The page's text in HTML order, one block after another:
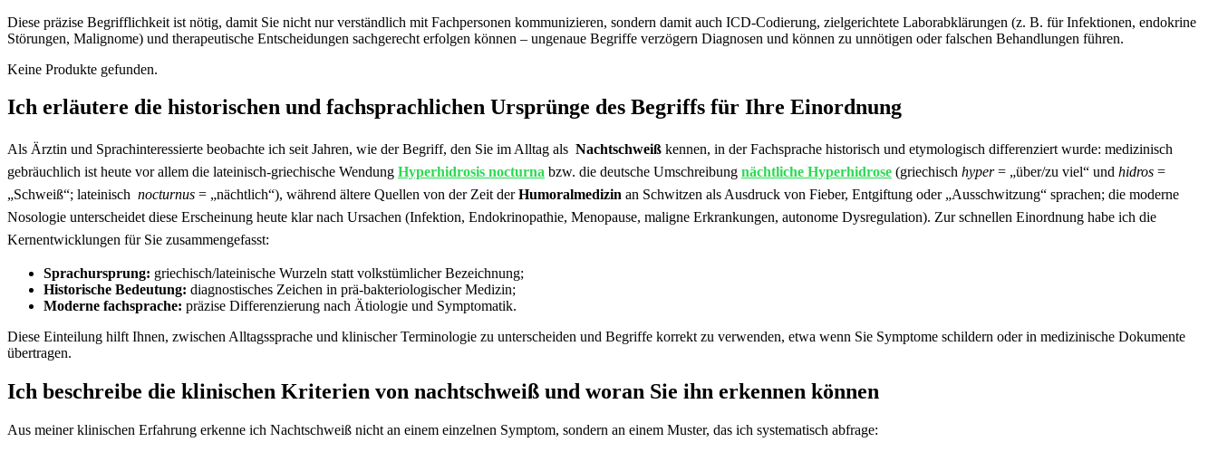
Diese präzise Begrifflichkeit ist nötig, damit Sie nicht nur verständlich ⁣mit Fachpersonen kommunizieren, sondern damit auch ​ICD-Codierung,‍ zielgerichtete Laborabklärungen (z. B. für Infektionen, endokrine
Störungen, Malignome)⁤ und ⁣therapeutische Entscheidungen sachgerecht‍ erfolgen ⁤können – ungenaue Begriffe ‌verzögern Diagnosen und können zu unnötigen oder falschen Behandlungen ‍führen.
Keine Produkte gefunden.
Ich erläutere die historischen ‍und ​fachsprachlichen Ursprünge des Begriffs ​für Ihre Einordnung
Als ‌Ärztin und Sprachinteressierte beobachte ich seit ⁢Jahren, wie der Begriff, ​den‍ Sie im Alltag als ⁣ Nachtschweiß kennen, in‌ der⁤ Fachsprache historisch ⁢und etymologisch ⁤differenziert wurde:​ medizinisch⁤
gebräuchlich ist heute vor allem die lateinisch-griechische Wendung Hyperhidrosis nocturna bzw. die deutsche Umschreibung nächtliche Hyperhidrose (griechisch hyper= „über/zu‌ viel“ und hidros =​
„Schweiß“; lateinisch ⁣ nocturnus = „nächtlich“), ​während ältere Quellen von der Zeit ⁣derHumoralmedizin an Schwitzen als Ausdruck von Fieber,⁢ Entgiftung oder⁤ „Ausschwitzung“‍ sprachen; die moderne
Nosologie unterscheidet diese⁢ Erscheinung heute klar nach Ursachen⁢ (Infektion, Endokrinopathie,​ Menopause, maligne ⁢Erkrankungen, ‌autonome Dysregulation). Zur schnellen Einordnung habe ich die​
Kernentwicklungen für ⁣Sie zusammengefasst:
Sprachursprung: griechisch/lateinische⁣ Wurzeln statt⁣ volkstümlicher Bezeichnung;
Historische Bedeutung: diagnostisches Zeichen ​in prä-bakteriologischer⁢ Medizin;
Moderne fachsprache: präzise Differenzierung nach⁣ Ätiologie und Symptomatik.
Diese Einteilung hilft Ihnen, zwischen​ Alltagssprache und⁣ klinischer Terminologie zu⁣ unterscheiden und Begriffe korrekt zu verwenden,⁢ etwa wenn Sie Symptome schildern oder in medizinische⁢ Dokumente
übertragen.
Ich ‌beschreibe die ​klinischen Kriterien von nachtschweiß und woran Sie ihn⁣ erkennen können
Aus meiner klinischen Erfahrung erkenne⁣ ich Nachtschweiß nicht an⁢ einem einzelnen Symptom, sondern​ an einem Muster, das ich systematisch abfrage: